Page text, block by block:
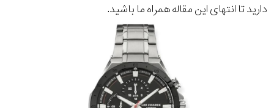
دارید تا انتهای این مقاله همراه ما باشید.